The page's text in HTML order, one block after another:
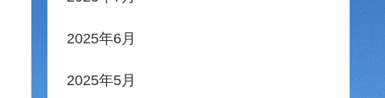
2025年6月
2025年5月